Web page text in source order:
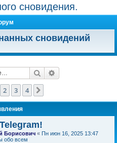
сновидения.
сновидений
Поиск
2 3 4
Борисович « Пн июн 16, 2025 13:47
обо всем